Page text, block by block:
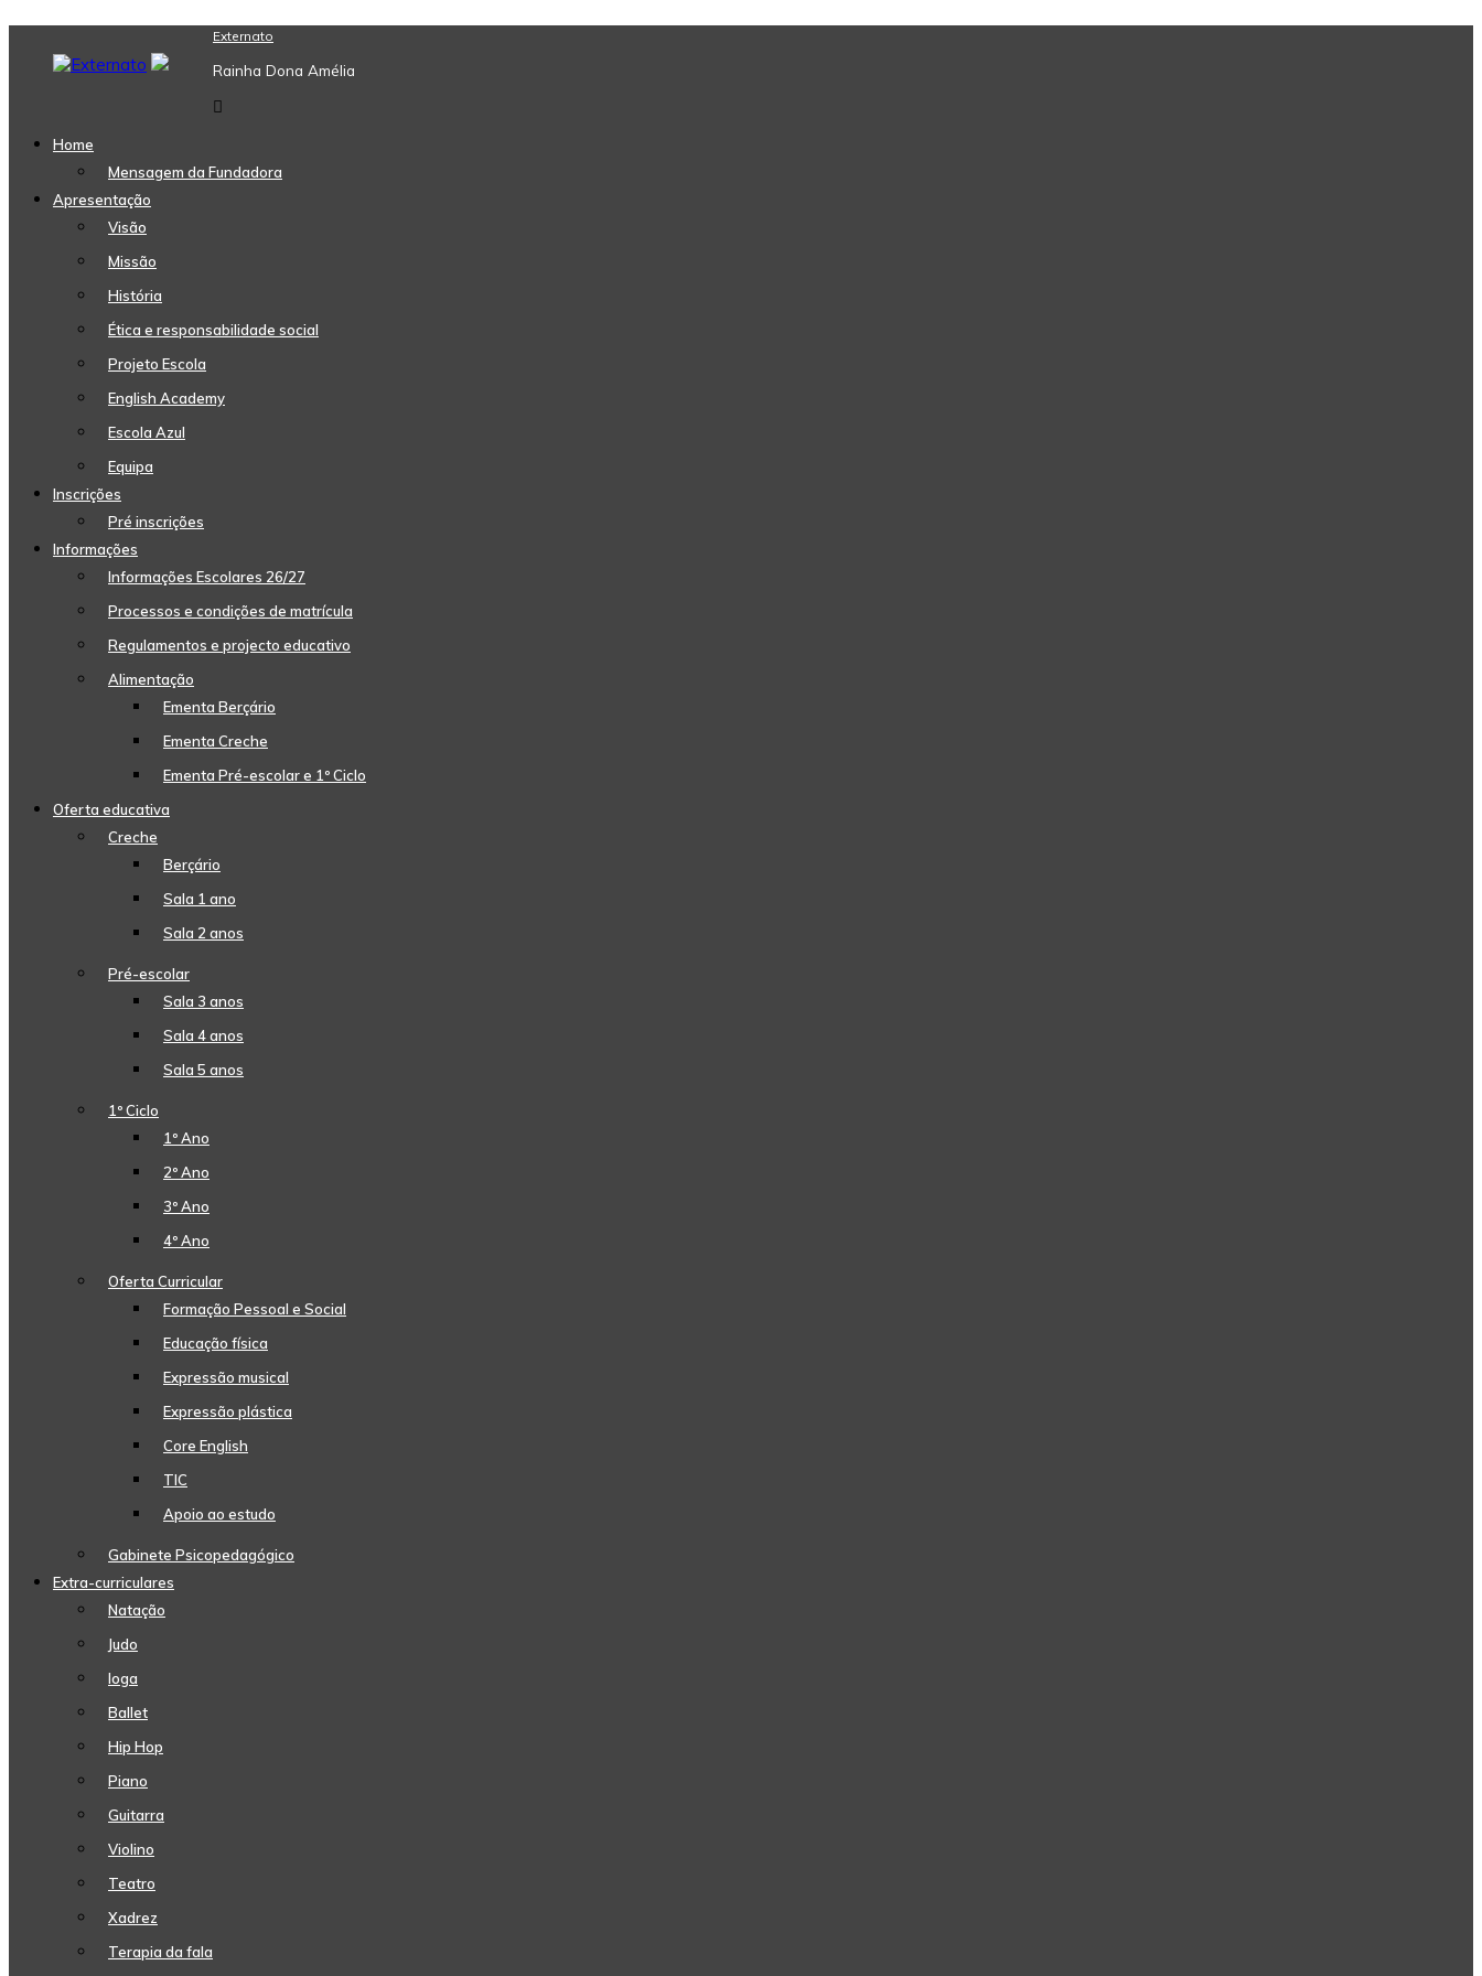
content
Externato
Rainha Dona Amélia
Home
Mensagem da Fundadora
Apresentação
Visão
Missão
História
Ética e responsabilidade social
Projeto Escola
English Academy
Escola Azul
Equipa
Inscrições
Pré inscrições
Informações
Informações Escolares 26/27
Processos e condições de matrícula
Regulamentos e projecto educativo
Alimentação
Ementa Berçário
Ementa Creche
Ementa Pré-escolar e 1º Ciclo
Oferta educativa
Creche
Berçário
Sala 1 ano
Sala 2 anos
Pré-escolar
Sala 3 anos
Sala 4 anos
Sala 5 anos
1º Ciclo
1º Ano
2º Ano
3º Ano
4º Ano
Oferta Curricular
Formação Pessoal e Social
Educação física
Expressão musical
Expressão plástica
Core English
TIC
Apoio ao estudo
Gabinete Psicopedagógico
Extra-curriculares
Natação
Judo
Ioga
Ballet
Hip Hop
Piano
Guitarra
Violino
Teatro
Xadrez
Terapia da fala